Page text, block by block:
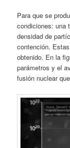
Para que se
condiciones: una
densidad de
contención.
obtenido. En la
parámetros y el
fusión nuclear